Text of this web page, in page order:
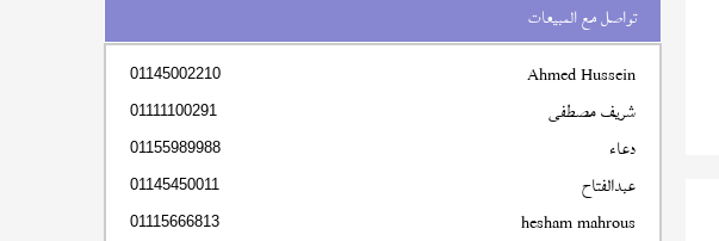
تواصل مع المبيعات
Ahmed Hussein
01145002210
شريف مصطفى 01111100291
دعاء 01155989988
عبدالفتاح 01145450011
hesham mahrous
01115666813